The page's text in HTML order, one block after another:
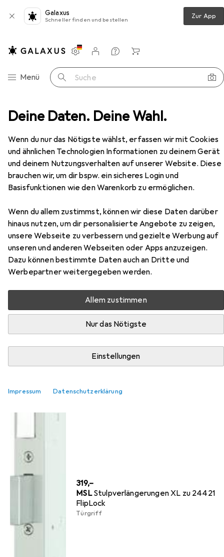
Deine Daten. Deine Wahl.
Wenn du nur das Nötigste wählst, erfassen wir mit Cookies
und ähnlichen Technologien Informationen zu deinem Gerät
und deinem Nutzungsverhalten auf unserer Website. Diese
brauchen wir, um dir bspw. ein sicheres Login und
Basisfunktionen wie den Warenkorb zu ermöglichen.
Wenn du allem zustimmst, können wir diese Daten darüber
hinaus nutzen, um dir personalisierte Angebote zu zeigen,
unsere Webseite zu verbessern und gezielte Werbung auf
unseren und anderen Webseiten oder Apps anzuzeigen.
Dazu können bestimmte Daten auch an Dritte und
Werbepartner weitergegeben werden.
Allem zustimmen
Nur das Nötigste
Einstellungen
Impressum Datenschutzerklärung
Galaxus
Schneller finden und bestellen Zur App
Navigation nach Kategorien
Menü Suche
Einstellungen
Kundenkonto
Vergleichslisten
Merklisten
Warenkorb
MSL Stulpverlängerungen XL zu 24421 FlipLock
EUR
319,–
MSL Stulpverlängerungen XL zu 24421
FlipLock
Türgriff